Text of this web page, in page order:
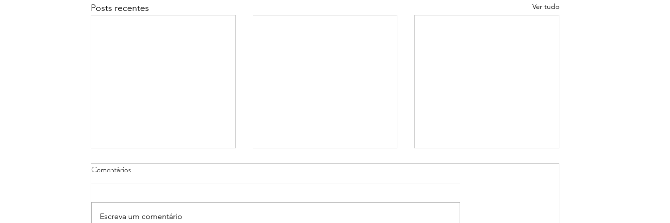
Posts recentes Ver tudo
Comentários
Escreva um comentário